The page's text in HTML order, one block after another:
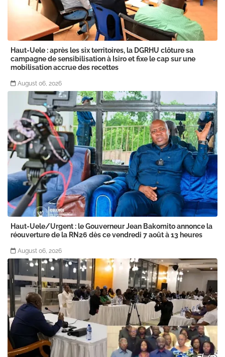
Haut-Uele : après les six territoires, la DGRHU clôture sa
campagne de sensibilisation à Isiro et fixe le cap sur une
mobilisation accrue des recettes
August 06, 2026
Haut-Uele/Urgent : le Gouverneur Jean Bakomito annonce la
réouverture de la RN26 dès ce vendredi 7 août à 13 heures
August 06, 2026